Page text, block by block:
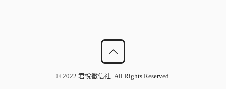
© 2022 君悅徵信社. All Rights Reserved.